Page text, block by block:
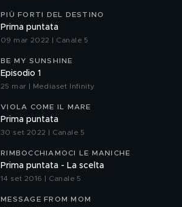
PIÙ FORTI DEL DESTINO
Prima puntata
09 mar 2022 | Canale 5
BE MY SUNSHINE
Episodio 1
25 mar | Mediaset Infinity
VIOLA COME IL MARE
Prima puntata
30 set 2022 | Canale 5
RIMBOCCHIAMOCI LE MANICHE
Prima puntata - La scelta
14 set 2016 | Canale 5
MESSAGE FROM MOM